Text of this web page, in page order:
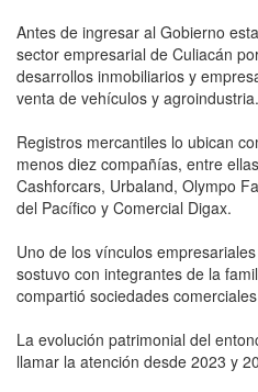
Antes de ingresar al Gobierno
sector empresarial de Culiacán
desarrollos inmobiliarios y
venta de vehículos y agroindustria.
Registros mercantiles lo ubican
menos diez compañías, entre
Cashforcars, Urbaland, Olympo
del Pacífico y Comercial Digax.
Uno de los vínculos
sostuvo con integrantes de la
compartió sociedades
La evolución patrimonial del
llamar la atención desde 2023 y